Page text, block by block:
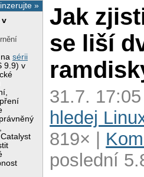
inzerujte »
v
nasérii
9.9) v
Jak
se liší
31.7.
hledej
819× |
poslední